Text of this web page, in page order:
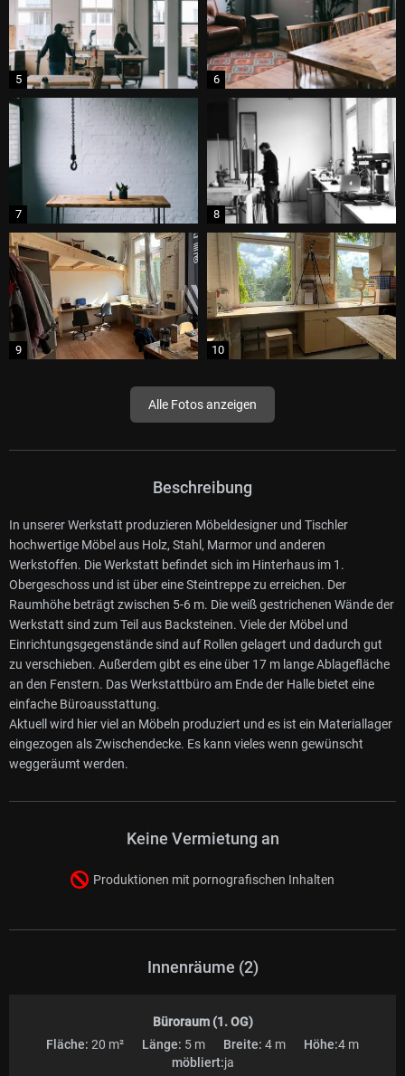
Alle Fotos anzeigen
Beschreibung
In unserer Werkstatt produzieren Möbeldesigner und Tischler
hochwertige Möbel aus Holz, Stahl, Marmor und anderen
Werkstoffen. Die Werkstatt befindet sich im Hinterhaus im 1.
Obergeschoss und ist über eine Steintreppe zu erreichen. Der
Raumhöhe beträgt zwischen 5-6 m. Die weiß gestrichenen Wände der
Werkstatt sind zum Teil aus Backsteinen. Viele der Möbel und
Einrichtungsgegenstände sind auf Rollen gelagert und dadurch gut
zu verschieben. Außerdem gibt es eine über 17 m lange Ablagefläche
an den Fenstern. Das Werkstattbüro am Ende der Halle bietet eine
einfache Büroausstattung.
Aktuell wird hier viel an Möbeln produziert und es ist ein Materiallager
eingezogen als Zwischendecke. Es kann vieles wenn gewünscht
weggeräumt werden.
Keine Vermietung an
Produktionen mit pornografischen Inhalten
Innenräume (2)
Büroraum (1. OG)
Fläche: 20 m² Länge: 5 m Breite: 4 m Höhe:4 m
möbliert:ja